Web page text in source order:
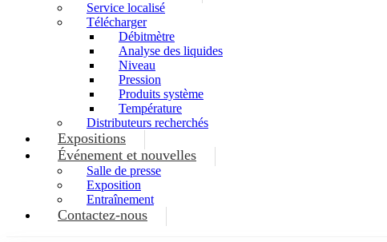
Service localisé
Télécharger
Débitmètre
Analyse des liquides
Niveau
Pression
Produits système
Température
Distributeurs recherchés
Expositions
Événement et nouvelles
Salle de presse
Exposition
Entraînement
Contactez-nous